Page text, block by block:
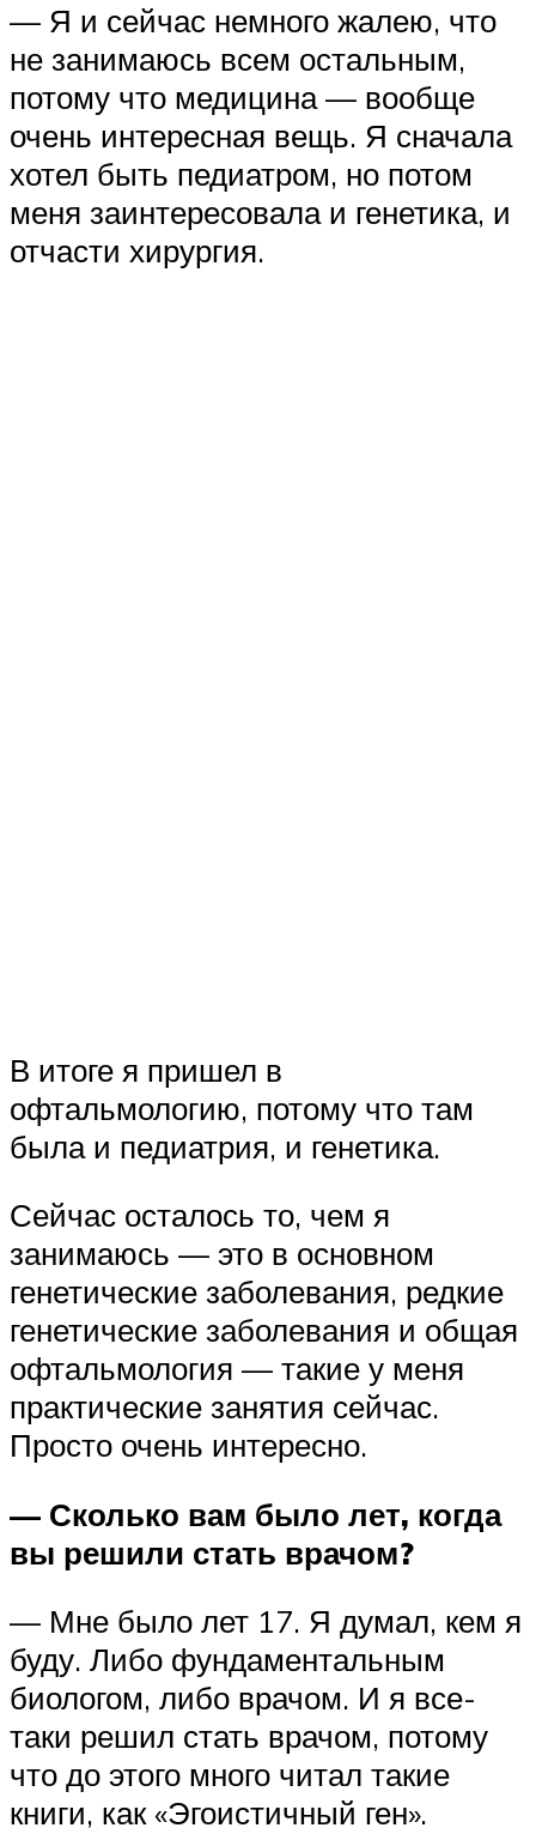
— Я и сейчас немного жалею, что
не занимаюсь всем остальным,
потому что медицина — вообще
очень интересная вещь. Я сначала
хотел быть педиатром, но потом
меня заинтересовала и генетика, и
отчасти хирургия.
В итоге я пришел в
офтальмологию, потому что там
была и педиатрия, и генетика.
Сейчас осталось то, чем я
занимаюсь — это в основном
генетические заболевания, редкие
генетические заболевания и общая
офтальмология — такие у меня
практические занятия сейчас.
Просто очень интересно.
— Сколько вам было лет, когда
вы решили стать врачом?
— Мне было лет 17. Я думал, кем я
буду. Либо фундаментальным
биологом, либо врачом. И я все-
таки решил стать врачом, потому
что до этого много читал такие
книги, как «Эгоистичный ген».